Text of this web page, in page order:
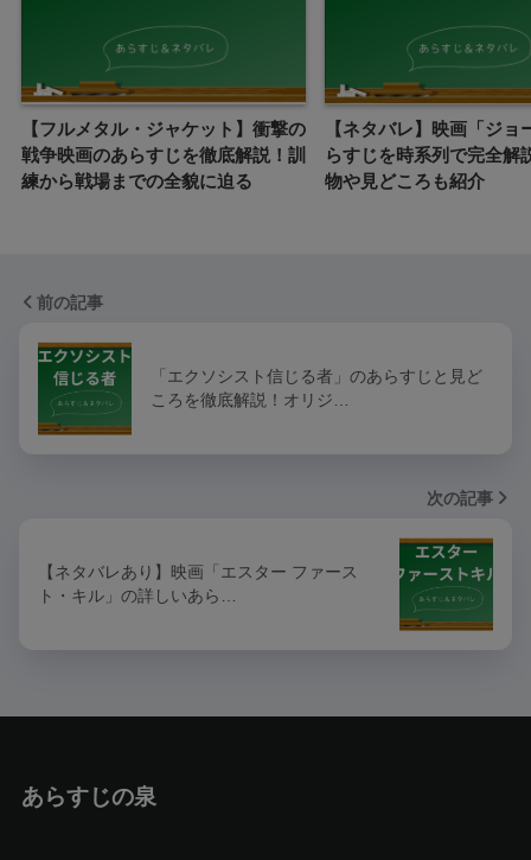
【フルメタル・ジャケット】衝撃の
戦争映画のあらすじを徹底解説！訓
練から戦場までの全貌に迫る
【ネタバレ】映画「ジョ
らすじを時系列で完全解
物や見どころも紹介
前の記事
「エクソシスト信じる者」のあらすじと見ど
ころを徹底解説！オリジ…
次の記事
【ネタバレあり】映画「エスター ファース
ト・キル」の詳しいあら…
あらすじの泉